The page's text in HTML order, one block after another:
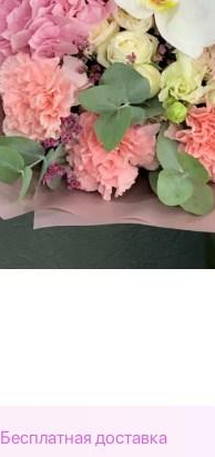
Бесплатная доставка